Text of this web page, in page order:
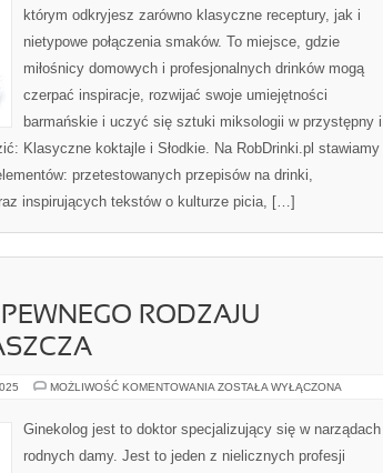
którym odkryjesz zarówno klasyczne receptury, jak i
nietypowe połączenia smaków. To miejsce, gdzie
miłośnicy domowych i profesjonalnych drinków mogą
czerpać inspiracje, rozwijać swoje umiejętności
barmańskie i uczyć się sztuki miksologii w przystępny i
Klasyczne koktajle i Słodkie. Na RobDrinki.pl stawiamy
przetestowanych przepisów na drinki,
inspirujących tekstów o kulturze picia, […]
RODZAJU
MOŻLIWOŚĆ KOMENTOWANIA WETERYNARZ
RODZAJU
ZBAWIENIE,
ZOSTAŁA WYŁĄCZONA
Ginekolog jest to doktor specjalizujący się w narządach
rodnych damy. Jest to jeden z nielicznych profesji